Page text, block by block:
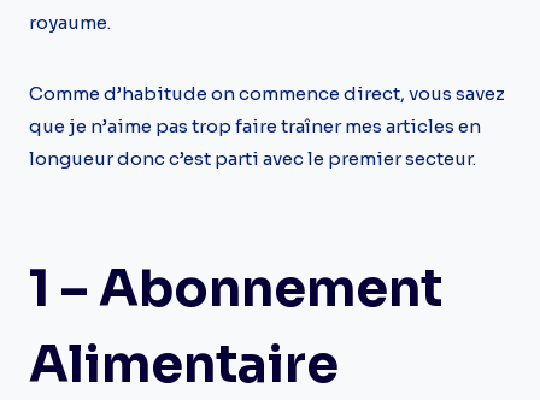
royaume.
Comme d’habitude on commence direct, vous savez
que je n’aime pas trop faire traîner mes articles en
longueur donc c’est parti avec le premier secteur.
1 – Abonnement
Alimentaire